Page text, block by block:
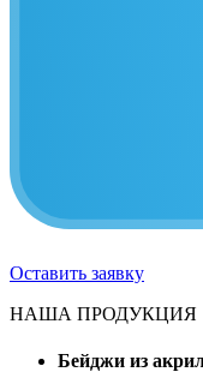
Оставить заявку
НАША ПРОДУКЦИЯ
Бейджи из